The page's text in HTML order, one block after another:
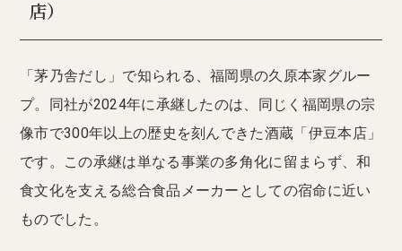
店）
「茅乃舎だし」で知られる、福岡県の久原本家グルー
プ。同社が2024年に承継したのは、同じく福岡県の宗
像市で300年以上の歴史を刻んできた酒蔵「伊豆本店」
です。この承継は単なる事業の多角化に留まらず、和
食文化を支える総合食品メーカーとしての宿命に近い
ものでした。